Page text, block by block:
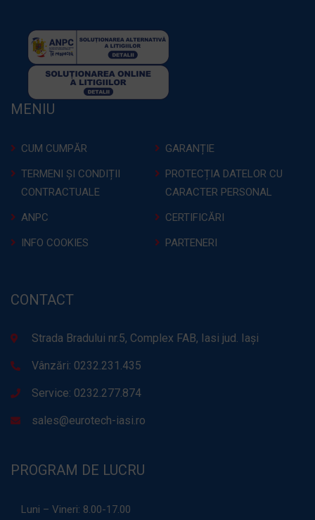
MENIU
CUM CUMPĂR
GARANȚIE
TERMENI ȘI CONDIȚII
CONTRACTUALE
PROTECȚIA DATELOR CU
CARACTER PERSONAL
ANPC
CERTIFICĂRI
INFO COOKIES
PARTENERI
CONTACT
Strada Bradului nr.5, Complex FAB, Iasi jud. Iași
Vânzări: 0232.231.435
Service: 0232.277.874
sales@eurotech-iasi.ro
PROGRAM DE LUCRU
Luni – Vineri: 8.00-17.00